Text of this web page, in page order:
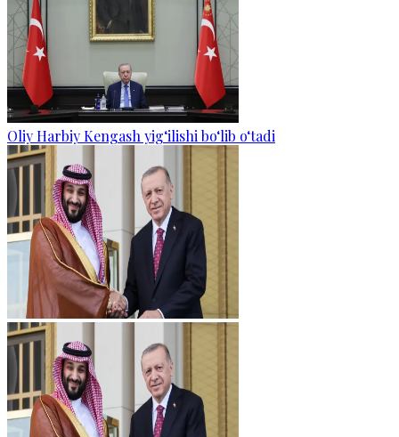
Oliy Harbiy Kengash yig‘ilishi bo‘lib o‘tadi